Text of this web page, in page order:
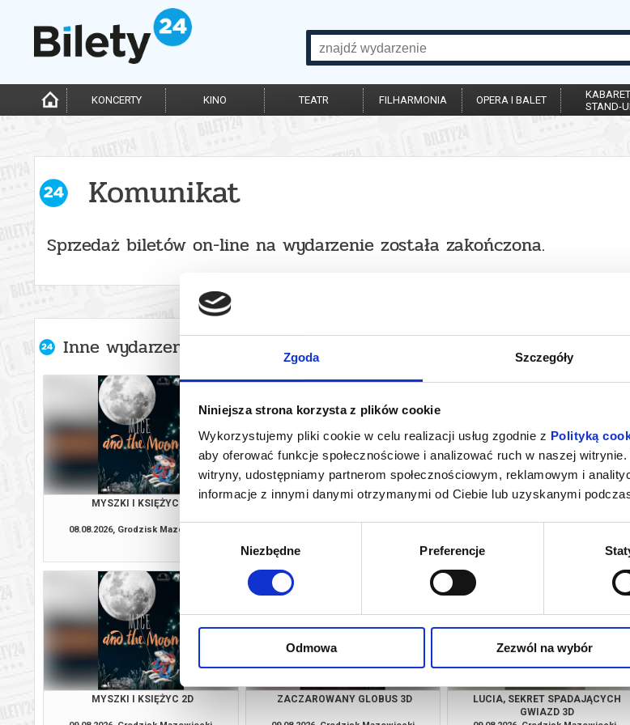
Zgoda Szczegóły
Niniejsza strona korzysta z plików cookie
Wykorzystujemy pliki cookie w celu realizacji usług zgodnie z Polityką
aby oferować funkcje społecznościowe i analizować ruch w naszej
witryny, udostępniamy partnerom społecznościowym, reklamowym i
informacje z innymi danymi otrzymanymi od Ciebie lub uzyskanymi
Wybór
Niezbędne Preferencje
Odmowa Zezwól na wybór
KONCERTY KINO TEATR FILHARMONIA OPERA I BALET
STAND-
Komunikat
Sprzedaż biletów on-line na wydarzenie została zakończona.
Inne wydarzenia organizatora
MYSZKI I KSIĘŻYC 2D
08.08.2026, Grodzisk Mazowiecki
ZACZAROWANY GLOBUS 3D
kup bilet
LUCIA, SEKRET SPADAJĄCYCH
kup
MYSZKI I KSIĘŻYC 2D ZACZAROWANY GLOBUS 3D
LUCIA, SEKRET SPADAJĄCYCH
GWIAZD 3D